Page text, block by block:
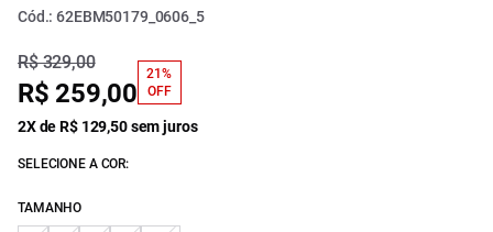
Cód.: 62EBM50179_0606_5
R$ 329,00
R$ 259,00
21%
OFF
2X de R$ 129,50 sem juros
SELECIONE A COR:
TAMANHO